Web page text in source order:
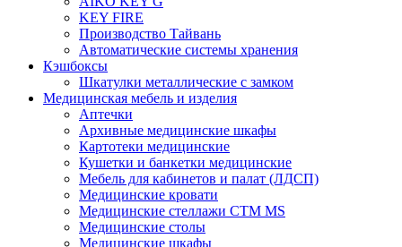
KEY FIRE
Производство Тайвань
Автоматические системы хранения
Кэшбоксы
Шкатулки металлические с замком
Медицинская мебель и изделия
Аптечки
Архивные медицинские шкафы
Картотеки медицинские
Кушетки и банкетки медицинские
Мебель для кабинетов и палат (ЛДСП)
Медицинские кровати
Медицинские стеллажи CTM MS
Медицинские столы
Медицинские шкафы